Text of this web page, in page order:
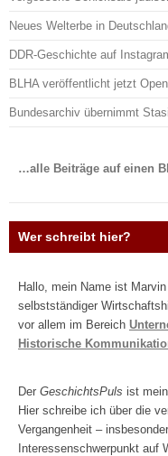
Neues Welterbe in
DDR-Geschichte auf
BLHA veröffentlicht jetzt
Bundesarchiv übernimmt
…alle Beiträge auf einen
Wer schreibt hier?
Hallo, mein Name ist
selbstständiger
vor allem im Bereich
Historische
Der GeschichtsPuls ist
Hier schreibe ich über die
Vergangenheit –
Interessenschwerpunkt auf